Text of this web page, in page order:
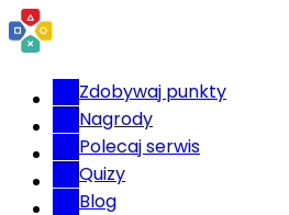
Zdobywaj punkty
Nagrody
Polecaj serwis
Quizy
Blog